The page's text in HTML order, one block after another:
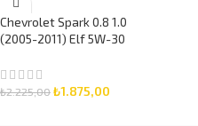
Chevrolet Spark 0.8 1.0
(2005-2011) Elf 5W-30
Bakım Seti 3 Parça Set
₺2.225,00₺1.875,00